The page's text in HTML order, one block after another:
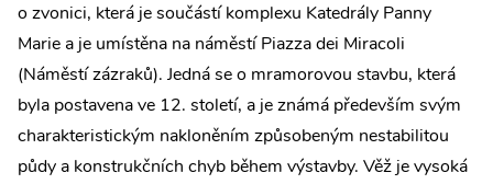
o zvonici, která je součástí komplexu Katedrály Panny
Marie a je umístěna na náměstí Piazza dei Miracoli
(Náměstí zázraků). Jedná se o mramorovou stavbu, která
byla postavena ve 12. století, a je známá především svým
charakteristickým nakloněním způsobeným nestabilitou
půdy a konstrukčních chyb během výstavby. Věž je vysoká